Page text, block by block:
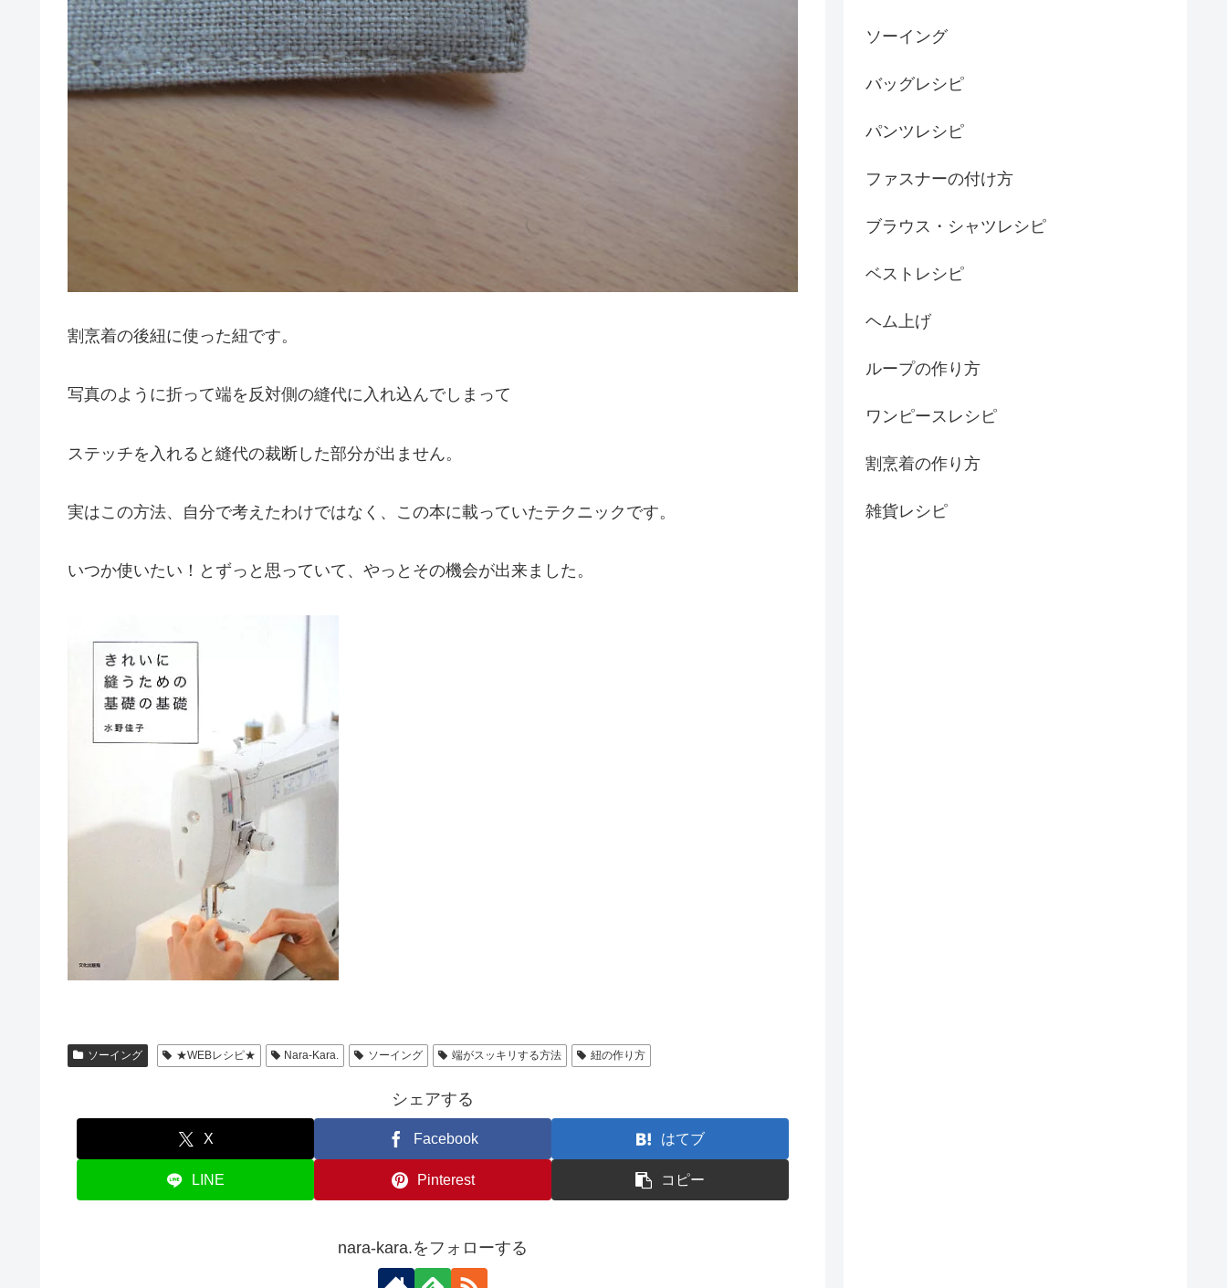
割烹着の後紐に使った紐です。
写真のように折って端を反対側の縫代に入れ込んでしまって
ステッチを入れると縫代の裁断した部分が出ません。
実はこの方法、自分で考えたわけではなく、この本に載っていたテクニックです。
いつか使いたい！とずっと思っていて、やっとその機会が出来ました。
ソーイング ★WEBレシピ★ Nara-Kara. ソーイング 端がスッキリする方法 紐の作り方
シェアする
X Facebook はてブ
LINE Pinterest コピー
nara-kara.をフォローする
ソーイング
バッグレシピ
パンツレシピ
ファスナーの付け方
ブラウス・シャツレシピ
ベストレシピ
ヘム上げ
ループの作り方
ワンピースレシピ
割烹着の作り方
雑貨レシピ